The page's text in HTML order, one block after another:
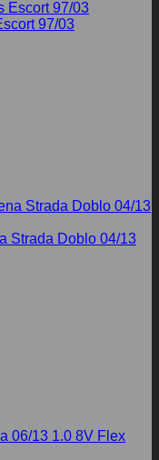
97/03
Strada Doblo 04/13